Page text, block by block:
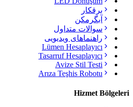
برقکار
آبگرمکن
سوالات متداول
راهنماهای ویدیویی
Lümen Hesaplayıcı
Tasarruf Hesaplayıcı
Avize Stil Testi
Arıza Teşhis Robotu
Hizmet Bölgeleri